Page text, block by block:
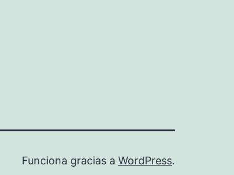
Funciona gracias a WordPress.